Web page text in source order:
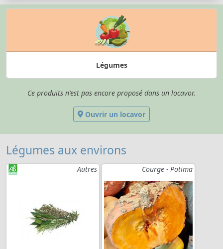
Légumes
Ce produits n'est pas encore proposé dans un locavor.
Ouvrir un locavor
Légumes aux environs
Autres Courge - Potima